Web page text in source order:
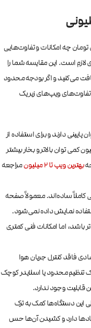
بدانید دستگاه‌های ویپ تا ۱ میلیون تومان چه امکانات و تفاوت‌هایی
لازم است. این مقایسه شما را
می‌کنید و اگر بودجه محدود
ویپ‌های زیر یک
پایینی دارند و برای استفاده از
شده‌اند. در مقابل، مدل‌های بازه ۲ میلیون کمی توان بالاتر و بخار بیشتر
بهترین ویپ تا ۲ میلیون
مراجعه
۱ میلیونی کاملاً ساده‌اند. معمولاً صفحه
نمایش داده نمی‌شود.
اما امکانات فنی کمتری
فاقد کنترل جریان هوا
محدود یا اسلایدر کوچک
دستگاه‌ها کمک به ترک
پادها دارد و کشیدن آن‌ها حس